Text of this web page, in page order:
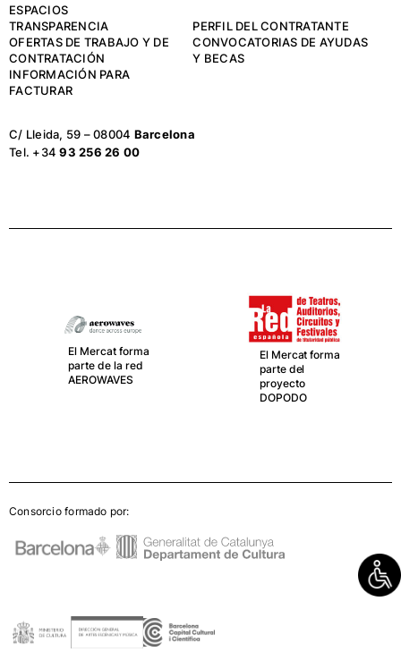
ESPACIOS
TRANSPARENCIA
PERFIL DEL CONTRATANTE
OFERTAS DE TRABAJO Y DE
CONTRATACIÓN
CONVOCATORIAS DE AYUDAS
Y BECAS
INFORMACIÓN PARA
FACTURAR
C/ Lleida, 59 – 08004 Barcelona
Tel. +3493 256 26 00
Consorcio formado por: